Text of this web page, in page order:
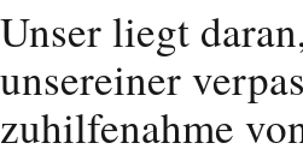
Unser liegt
unsereiner
zuhilfenahme